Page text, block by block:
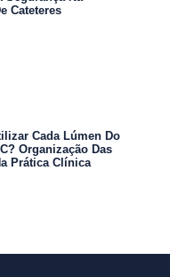
Cateteres
Cada Lúmen Do
Organização Das
Prática Clínica